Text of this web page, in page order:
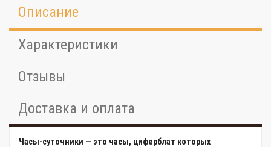
Описание
Характеристики
Отзывы
Доставка и оплата
Часы-суточники — это часы, циферблат которых